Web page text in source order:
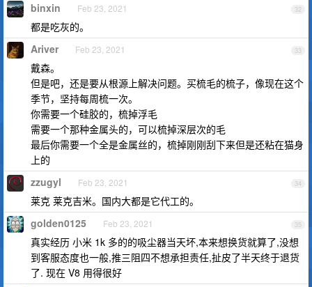
32
binxin Feb 23, 2021
都是吃灰的。
33
Ariver Feb 23, 2021
戴森。
但是吧，还是要从根源上解决问题。买梳毛的梳子，像现在这个
季节，坚持每周梳一次。
你需要一个硅胶的，梳掉浮毛
需要一个那种金属头的，可以梳掉深层次的毛
最后你需要一个全是金属丝的，梳掉刚刚刮下来但是还粘在猫身
上的
34
zzugyl Feb 23, 2021
莱克 莱克吉米。国内大都是它代工的。
35
golden0125 Feb 23, 2021
真实经历 小米 1k 多的的吸尘器当天坏,本来想换货就算了,没想
到客服态度也一般,推三阻四不想承担责任,扯皮了半天终于退货
了. 现在 V8 用得很好